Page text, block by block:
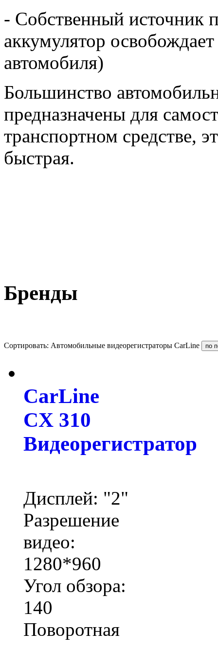
- Собственный источник
аккумулятор
автомобиля)
Большинство
предназначены для
транспортном средстве,
быстрая.
Бренды
Сортировать: Автомобильные видеорегистраторы CarLine
CarLine
CX 310
Видеорегистратор
Дисплей: "2"
Разрешение
видео:
1280*960
Угол обзора:
140
Поворотная